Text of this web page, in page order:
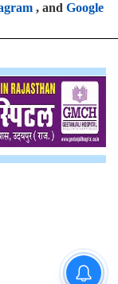
, and Google